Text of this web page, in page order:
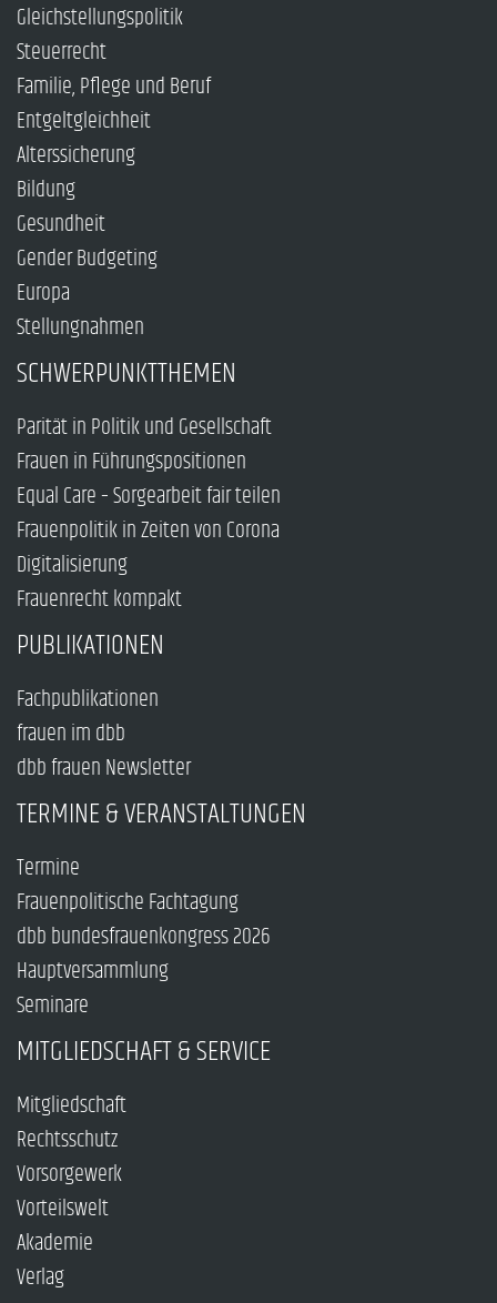
Gleichstellungspolitik
Steuerrecht
Familie, Pflege und Beruf
Entgeltgleichheit
Alterssicherung
Bildung
Gesundheit
Gender Budgeting
Europa
Stellungnahmen
SCHWERPUNKTTHEMEN
Parität in Politik und Gesellschaft
Frauen in Führungspositionen
Equal Care – Sorgearbeit fair teilen
Frauenpolitik in Zeiten von Corona
Digitalisierung
Frauenrecht kompakt
PUBLIKATIONEN
Fachpublikationen
frauen im dbb
dbb frauen Newsletter
TERMINE & VERANSTALTUNGEN
Termine
Frauenpolitische Fachtagung
dbb bundesfrauenkongress 2026
Hauptversammlung
Seminare
MITGLIEDSCHAFT & SERVICE
Mitgliedschaft
Rechtsschutz
Vorsorgewerk
Vorteilswelt
Akademie
Verlag